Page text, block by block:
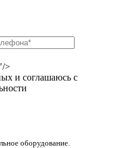
>
и соглашаюсь с
оборудование.